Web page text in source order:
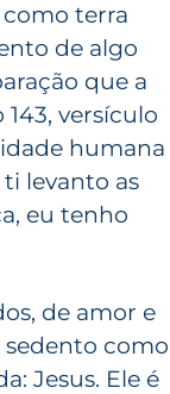
como terra
de algo
que a
versículo
humana
levanto as
eu tenho
de amor e
sedento como
Jesus. Ele é